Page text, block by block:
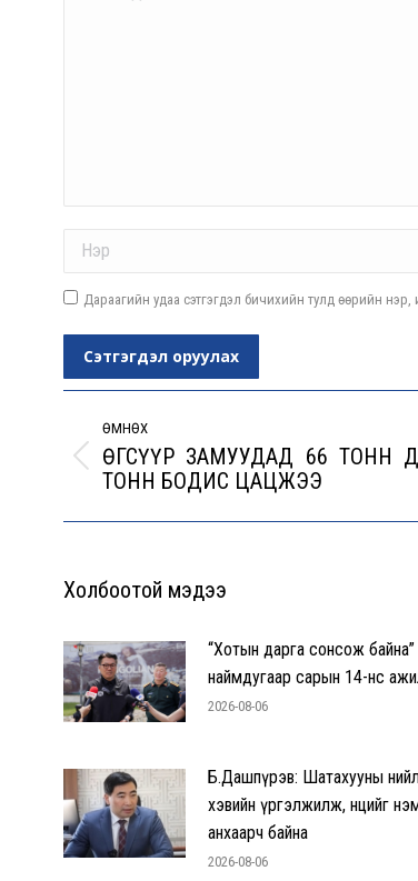
Дараагийн удаа сэтгэгдэл бичихийн тулд өөрийн нэр,
Сэтгэгдэл оруулах
navigation
ӨМНӨХ
Previous
ӨГСҮҮР ЗАМУУДАД 66 ТОНН
ТОНН БОДИС ЦАЦЖЭЭ
Холбоотой мэдээ
“Хотын дарга сонсож
наймдугаар сарын 14-нөөс
2026-08-06
Б.Дашпүрэв: Шатахууны
хэвийн үргэлжилж, нөөцийг
анхаарч байна
2026-08-06